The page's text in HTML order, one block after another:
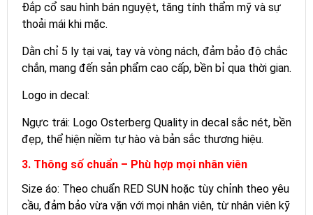
Đắp cổ sau hình bán nguyệt, tăng tính thẩm mỹ và sự
thoải mái khi mặc.
Dằn chỉ 5 ly tại vai, tay và vòng nách, đảm bảo độ chắc
chắn, mang đến sản phẩm cao cấp, bền bỉ qua thời gian.
Logo in decal:
Ngực trái: Logo Osterberg Quality in decal sắc nét, bền
đẹp, thể hiện niềm tự hào và bản sắc thương hiệu.
3. Thông số chuẩn – Phù hợp mọi nhân viên
Size áo: Theo chuẩn RED SUN hoặc tùy chỉnh theo yêu
cầu, đảm bảo vừa vặn với mọi nhân viên, từ nhân viên kỹ